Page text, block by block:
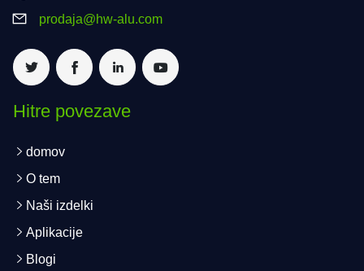
prodaja@hw-alu.com
Hitre povezave
domov
O tem
Naši izdelki
Aplikacije
Blogi